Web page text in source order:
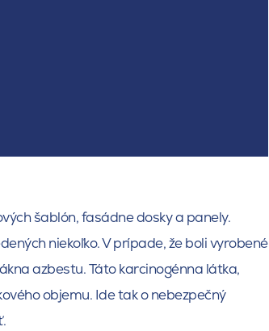
šablón, fasádne dosky a panely.
niekoľko. V prípade, že boli vyrobené
azbestu. Táto karcinogénna látka,
objemu. Ide tak o nebezpečný